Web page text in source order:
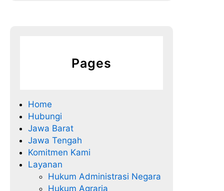
Pages
Home
Hubungi
Jawa Barat
Jawa Tengah
Komitmen Kami
Layanan
Hukum Administrasi Negara
Hukum Agraria